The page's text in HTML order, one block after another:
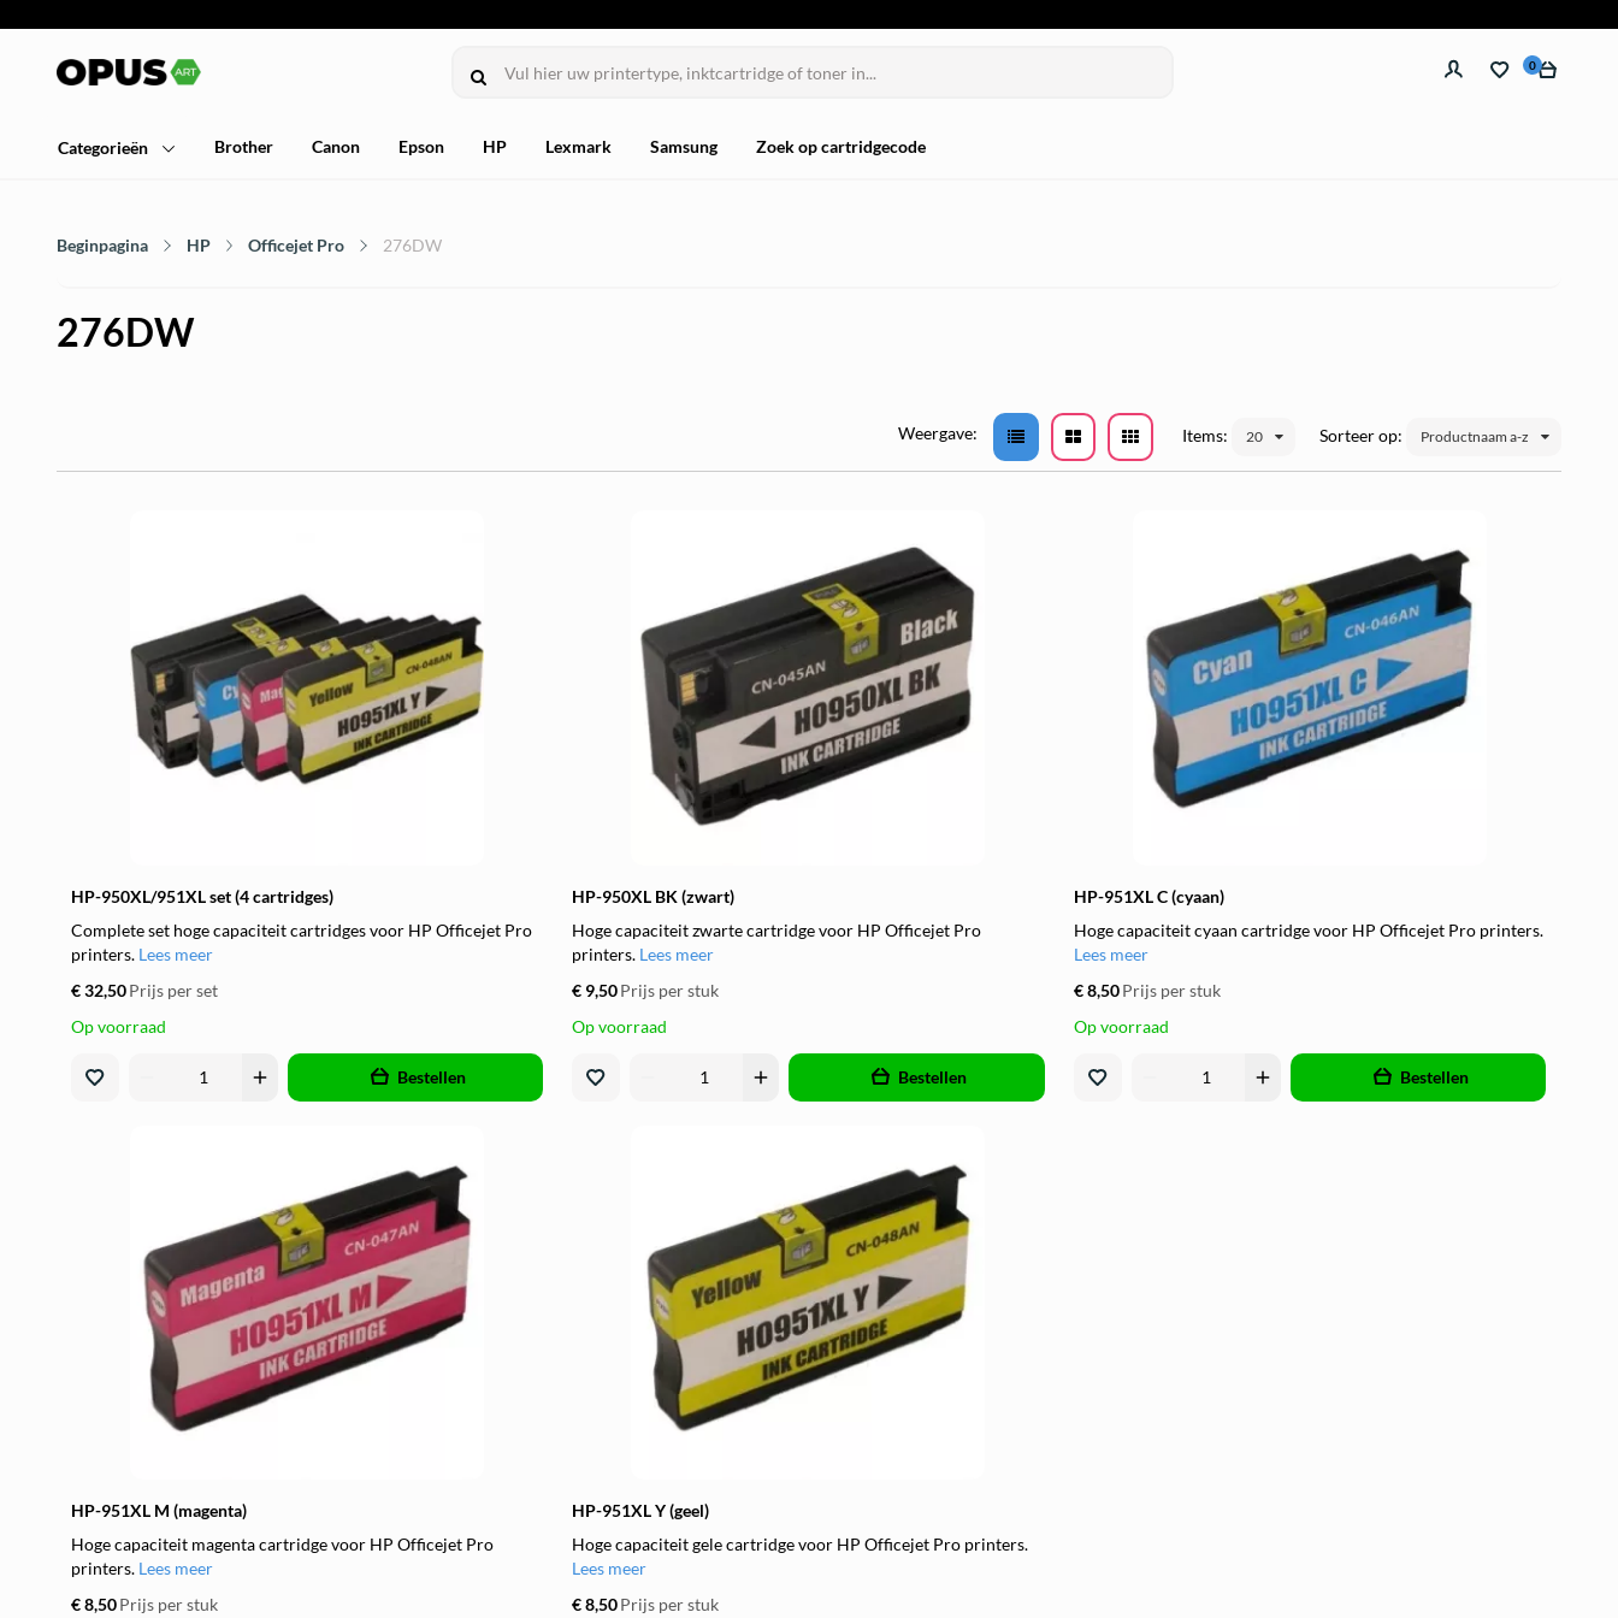
0
Categorieën Brother Canon Epson HP Lexmark Samsung Zoek op cartridgecode
Beginpagina HP Officejet Pro 276DW
276DW
Sorteer op: Productnaam a-z
Items: 20
Weergave:
HP-950XL/951XL set (4 cartridges)
Complete set hoge capaciteit cartridges voor HP Officejet Pro
printers. Lees meer
€ 32,50Prijs per set
Op voorraad
add Bestellen
HP-950XL BK (zwart)
Hoge capaciteit zwarte cartridge voor HP Officejet Pro
printers. Lees meer
€ 9,50Prijs per stuk
Op voorraad
add Bestellen
HP-951XL C (cyaan)
Hoge capaciteit cyaan cartridge voor HP Officejet Pro printers.
Lees meer
€ 8,50 Prijs per stuk
Op voorraad
add Bestellen
HP-951XL M (magenta)
Hoge capaciteit magenta cartridge voor HP Officejet Pro
printers. Lees meer
€ 8,50Prijs per stuk
HP-951XL Y (geel)
Hoge capaciteit gele cartridge voor HP Officejet Pro printers.
Lees meer
€ 8,50Prijs per stuk